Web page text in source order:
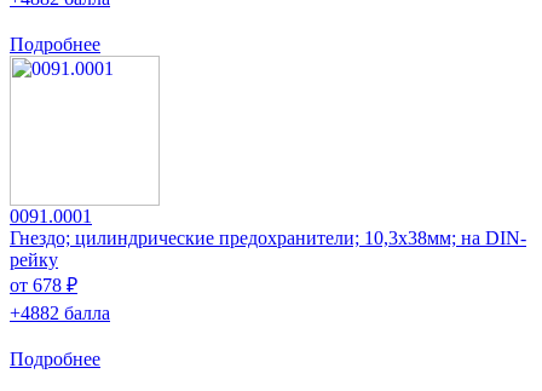
Подробнее
0091.0001
Гнездо; цилиндрические предохранители; 10,3x38мм; на DIN-
рейку
от 678 ₽
+4882 балла
Подробнее